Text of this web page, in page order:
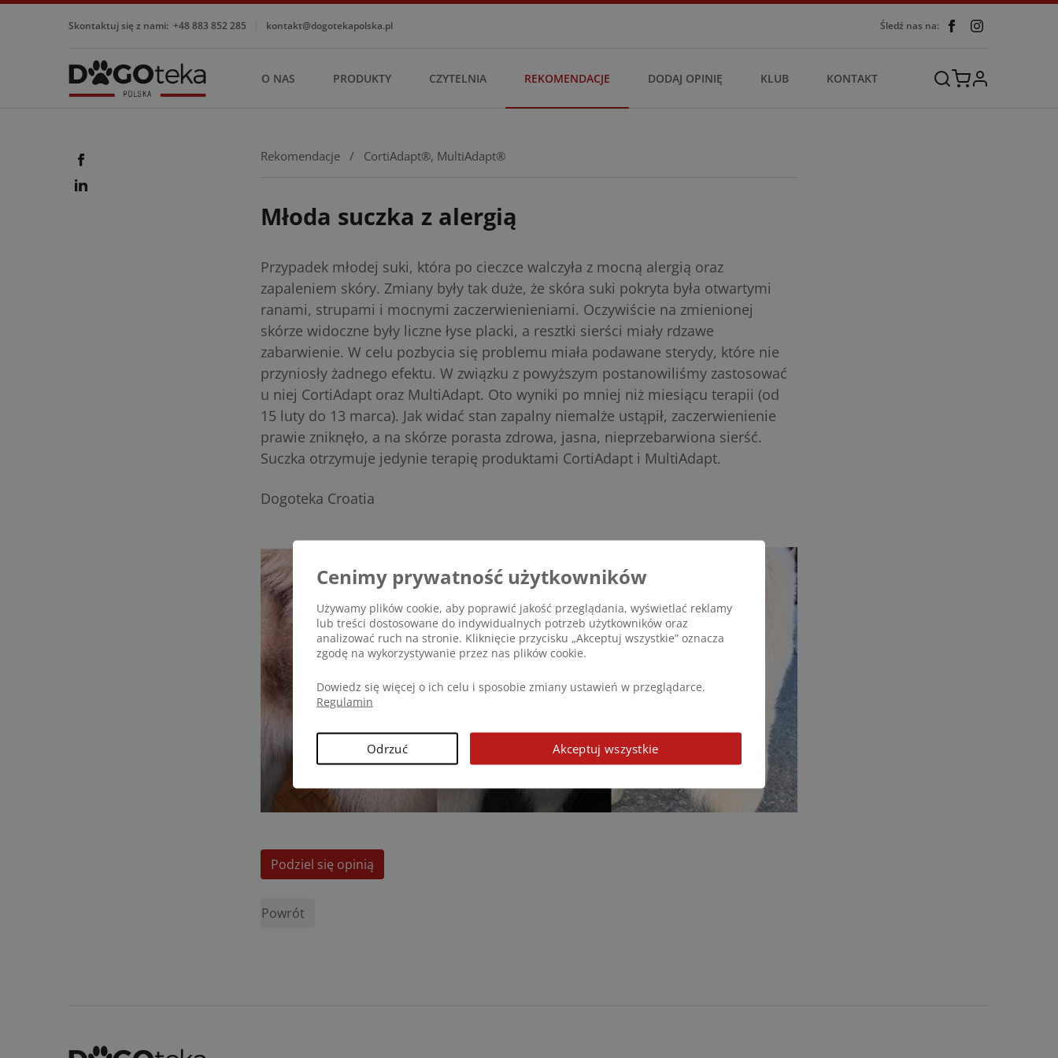
Skontaktuj się z nami: +48 883 852 285 kontakt@dogotekapolska.pl Śledź nas na:
O NAS PRODUKTY CZYTELNIA REKOMENDACJE DODAJ OPINIĘ KLUB KONTAKT
Rekomendacje / CortiAdapt®, MultiAdapt®
Młoda suczka z alergią
Przypadek młodej suki, która po cieczce walczyła z mocną alergią oraz
zapaleniem skóry. Zmiany były tak duże, że skóra suki pokryta była otwartymi
ranami, strupami i mocnymi zaczerwienieniami. Oczywiście na zmienionej
skórze widoczne były liczne łyse placki, a resztki sierści miały rdzawe
zabarwienie. W celu pozbycia się problemu miała podawane sterydy, które nie
przyniosły żadnego efektu. W związku z powyższym postanowiliśmy zastosować
u niej CortiAdapt oraz MultiAdapt. Oto wyniki po mniej niż miesiącu terapii (od
15 luty do 13 marca). Jak widać stan zapalny niemalże ustąpił, zaczerwienienie
prawie zniknęło, a na skórze porasta zdrowa, jasna, nieprzebarwiona sierść.
Suczka otrzymuje jedynie terapię produktami CortiAdapt i MultiAdapt.
Dogoteka Croatia
Podziel się opinią
Powrót
Cenimy prywatność użytkowników
Używamy plików cookie, aby poprawić jakość przeglądania, wyświetlać reklamy
lub treści dostosowane do indywidualnych potrzeb użytkowników oraz
analizować ruch na stronie. Kliknięcie przycisku „Akceptuj wszystkie” oznacza
zgodę na wykorzystywanie przez nas plików cookie.
Dowiedz się więcej o ich celu i sposobie zmiany ustawień w przeglądarce.
Regulamin
Odrzuć Akceptuj wszystkie